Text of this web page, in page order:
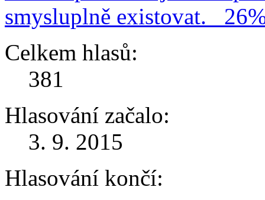
smysluplně existovat.
Celkem hlasů:
381
Hlasování začalo:
3. 9. 2015
Hlasování končí: